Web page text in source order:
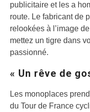
publicitaire et les a
route. Le fabricant de
relookées à l’image
mettez un tigre dans
passionné.
« Un rêve de
Les monoplaces
du Tour de France